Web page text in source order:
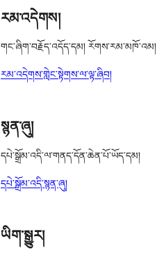
རམ་འདེགས།
གང་ཞིག་བརྗོད་འདོད་དམ། རོགས་རམ་མཁོ་འམ།
རམ་འདེགས་གླེང་སྟེགས་ལ་ལྟ་ཞིབ།
སྙན་ཞུ།
དཔེ་སྒྲོམ་འདི་ལ་གནད་དོན་ཆེན་པོ་ཡོད་དམ།
དཔེ་སྒྲོམ་འདི་སྙན་ཞུ།
ཡིག་སྒྱུར།